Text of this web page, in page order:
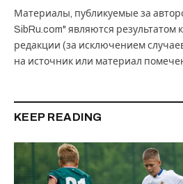
Материалы, публикуемые за
SibRu.com" являются результатом
редакции (за исключением
на источник или материал
KEEP READING